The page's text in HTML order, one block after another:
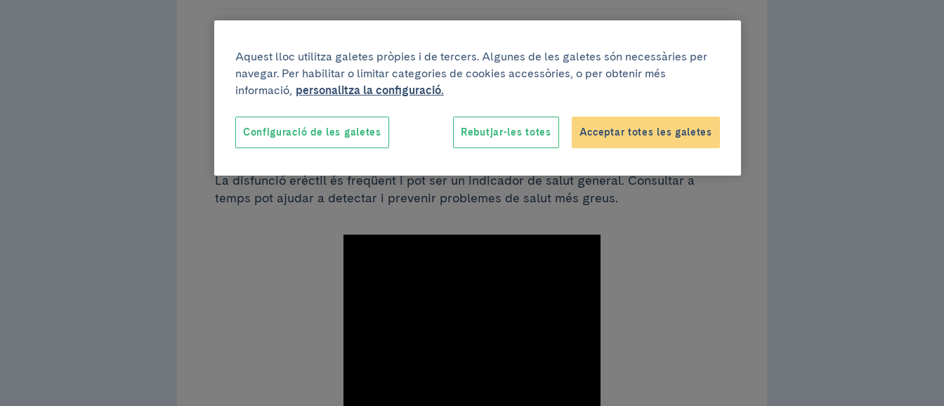
Parlar de disfunció erèctil
millora la qualitat de vida
La disfunció erèctil és freqüent i pot ser un indicador de salut general. Consultar a
temps pot ajudar a detectar i prevenir problemes de salut més greus.
Aquest lloc utilitza galetes pròpies i de tercers. Algunes de les galetes són necessàries per
navegar. Per habilitar o limitar categories de cookies accessòries, o per obtenir més
informació, personalitza la configuració.
Rebutjar-les totes Acceptar totes les galetes
Configuració de les galetes